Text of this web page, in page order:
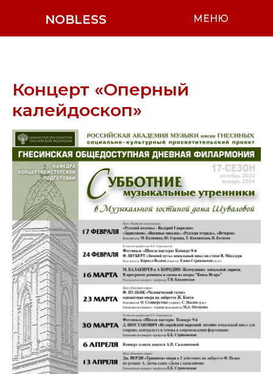
NOBLESS МЕНЮ
Концерт «Оперный
калейдоскоп»